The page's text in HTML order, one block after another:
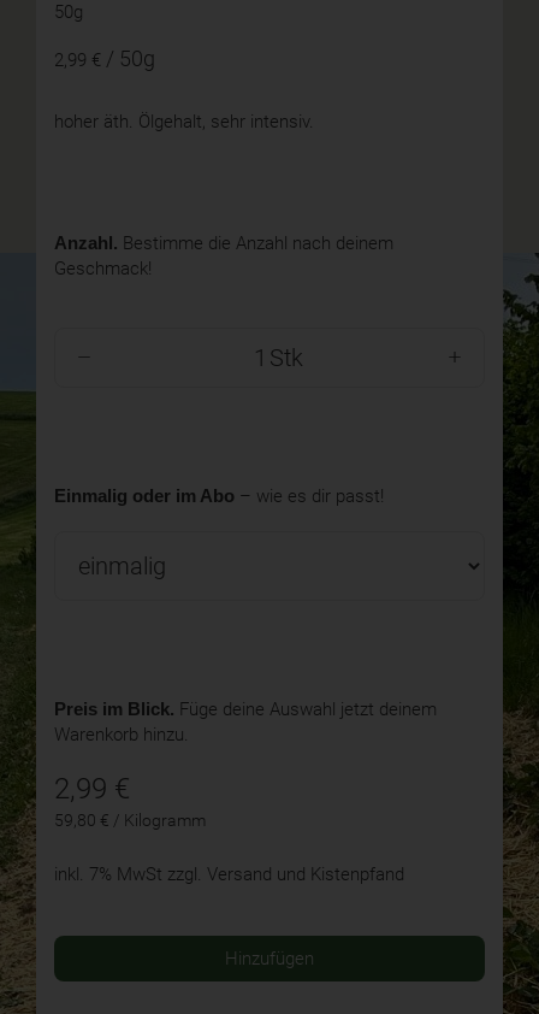
50g
2,99 € / 50g
hoher äth. Ölgehalt, sehr intensiv.
Anzahl. Bestimme die Anzahl nach deinem
Geschmack!
Stk
Einmalig oder im Abo – wie es dir passt!
Preis im Blick. Füge deine Auswahl jetzt deinem
Warenkorb hinzu.
2,99 €
59,80 € / Kilogramm
inkl. 7% MwSt zzgl. Versand und Kistenpfand
Hinzufügen